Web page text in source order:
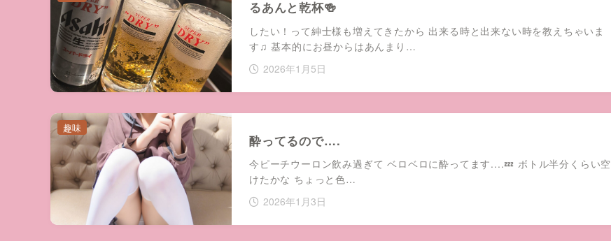
るあんと乾杯🍻
したい！って紳士様も増えてきたから 出来る時と出来ない時を教えちゃいま
す♫ 基本的にお昼からはあんまり…
2026年1月5日
酔ってるので….
今ピーチウーロン飲み過ぎて ベロベロに酔ってます....💤 ボトル半分くらい空
けたかな ちょっと色…
2026年1月3日
趣味